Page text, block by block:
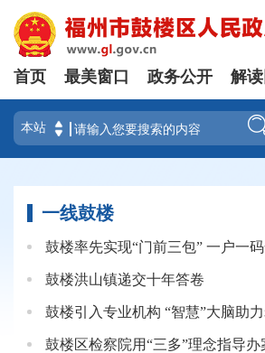
首页 最美窗口 政务公开 解
一线鼓楼
鼓楼率先实现“门前三包” 一户一
鼓楼洪山镇递交十年答卷
鼓楼引入专业机构 “智慧”大脑助
鼓楼区检察院用“三多”理念指导办